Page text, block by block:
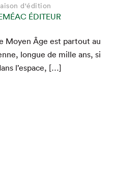
vous?
d'édition
ÉDITEUR
Moyen Âge est partout au
longue de mille ans, si
l’espace, […]